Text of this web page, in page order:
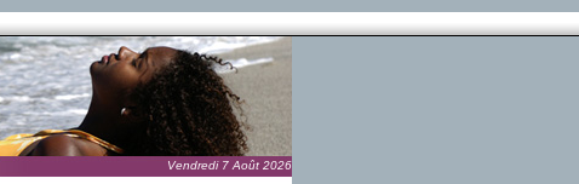
Vendredi 7 Août 2026